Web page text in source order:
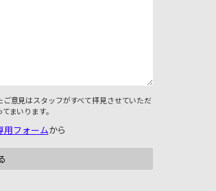
意見はスタッフがすべて拝見させていただ
まいります。
用フォームから